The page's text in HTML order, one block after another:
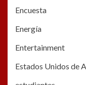
Encuesta
Energía
Entertainment
Estados Unidos de